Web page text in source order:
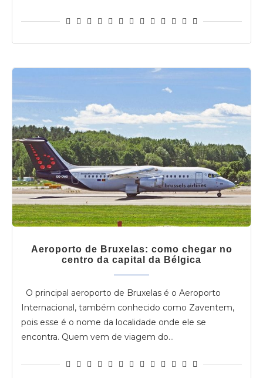
Aeroporto de Bruxelas: como chegar no
centro da capital da Bélgica
O principal aeroporto de Bruxelas é o Aeroporto
Internacional, também conhecido como Zaventem,
pois esse é o nome da localidade onde ele se
encontra. Quem vem de viagem do…